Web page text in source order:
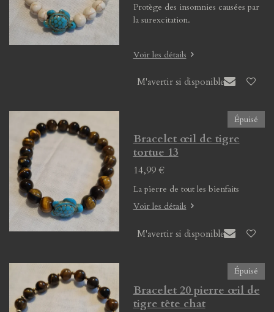
Protège des insomnies causées par
la surexcitation.
Voir les détails
M'avertir si disponible
Épuisé
Bracelet œil de tigre
tortue 13
14,99 €
La pierre de tout les bienfaits
Voir les détails
M'avertir si disponible
Épuisé
Bracelet 20 pierre œil de
tigre tête chat